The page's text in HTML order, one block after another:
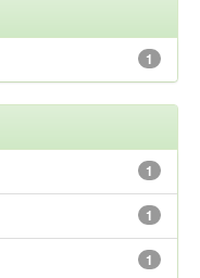
1
1
1
1